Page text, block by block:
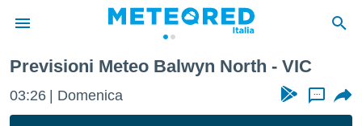
di
Previsioni Meteo Balwyn North - VIC
03:26 Domenica ...